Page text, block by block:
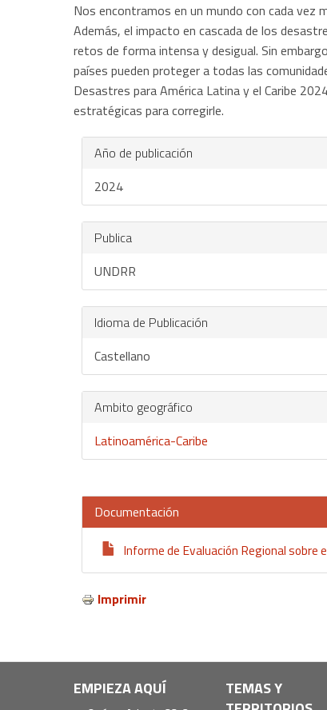
Nos encontramos en un mundo con cada vez
Además, el impacto en cascada de los
retos de forma intensa y desigual. Sin
países pueden proteger a todas las
Desastres para América Latina y el Caribe
estratégicas para corregirle.
Año de publicación
2024
Publica
UNDRR
Idioma de Publicación
Castellano
Ambito geográfico
Latinoamérica-Caribe
Documentación
Informe de Evaluación Regional sobre
Imprimir
Navegación
EMPIEZA AQUÍ
TEMAS Y